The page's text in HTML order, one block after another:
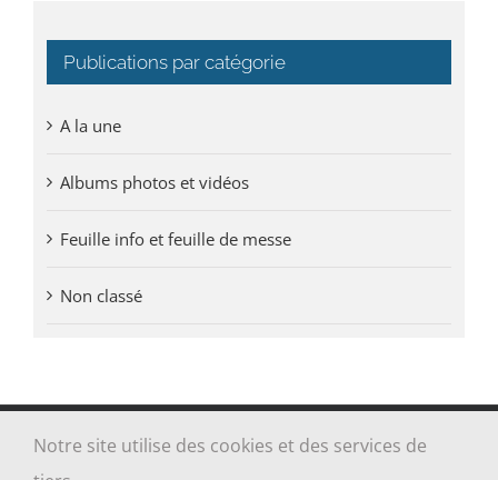
Publications par catégorie
A la une
Albums photos et vidéos
Feuille info et feuille de messe
Non classé
Tous droits réservés Paroisse Sainte-Jeanne-Jugan des Grèves -
Notre site utilise des cookies et des services de